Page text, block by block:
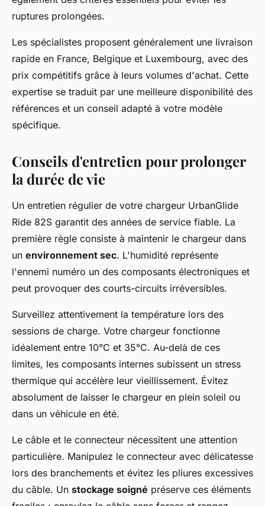
ruptures prolongées.
Les spécialistes proposent généralement une livraison
rapide en France, Belgique et Luxembourg, avec des
prix compétitifs grâce à leurs volumes d'achat. Cette
expertise se traduit par une meilleure disponibilité des
références et un conseil adapté à votre modèle
spécifique.
Conseils d'entretien pour prolonger
la durée de vie
Un entretien régulier de votre chargeur UrbanGlide
Ride 82S garantit des années de service fiable. La
première règle consiste à maintenir le chargeur dans
un environnement sec. L'humidité représente
l'ennemi numéro un des composants électroniques et
peut provoquer des courts-circuits irréversibles.
Surveillez attentivement la température lors des
sessions de charge. Votre chargeur fonctionne
idéalement entre 10°C et 35°C. Au-delà de ces
limites, les composants internes subissent un stress
thermique qui accélère leur vieillissement. Évitez
absolument de laisser le chargeur en plein soleil ou
dans un véhicule en été.
Le câble et le connecteur nécessitent une attention
particulière. Manipulez le connecteur avec délicatesse
lors des branchements et évitez les pliures excessives
du câble. Un stockage soigné préserve ces éléments